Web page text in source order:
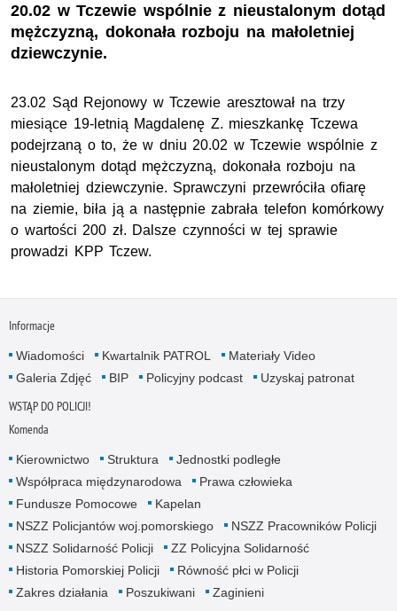
20.02 w Tczewie wspólnie z nieustalonym dotąd
mężczyzną, dokonała rozboju na małoletniej
dziewczynie.
23.02 Sąd Rejonowy w Tczewie aresztował na trzy
miesiące 19-letnią Magdalenę Z. mieszkankę Tczewa
podejrzaną o to, że w dniu 20.02 w Tczewie wspólnie z
nieustalonym dotąd mężczyzną, dokonała rozboju na
małoletniej dziewczynie. Sprawczyni przewróciła ofiarę
na ziemie, biła ją a następnie zabrała telefon komórkowy
o wartości 200 zł. Dalsze czynności w tej sprawie
prowadzi KPP Tczew.
Informacje
Wiadomości Kwartalnik PATROL
Materiały Video
Galeria Zdjęć
BIP Policyjny podcast Uzyskaj patronat
WSTĄP DO POLICJI!
Komenda
Kierownictwo Struktura
Jednostki podległe
Współpraca międzynarodowa
Prawa człowieka
Fundusze Pomocowe
Kapelan
NSZZ Policjantów woj.pomorskiego
NSZZ Pracowników Policji
NSZZ Solidarność Policji
ZZ Policyjna Solidarność
Historia Pomorskiej Policji
Równość płci w Policji
Zakres działania
Poszukiwani Zaginieni